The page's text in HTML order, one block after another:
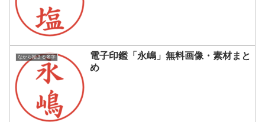
なから始まる名字
電子印鑑「永嶋」無料画像・素材まと
め